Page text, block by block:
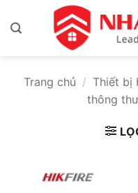
qua
Trang chủ / Thiết bị
thông